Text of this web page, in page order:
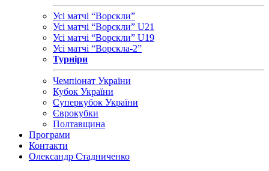
Усі матчі “Ворскли”
Усі матчі “Ворскли” U21
Усі матчі “Ворскли” U19
Усі матчі “Ворскла-2”
Турніри
Чемпіонат України
Кубок України
Суперкубок України
Єврокубки
Полтавщина
Програми
Контакти
Олександр Стадниченко